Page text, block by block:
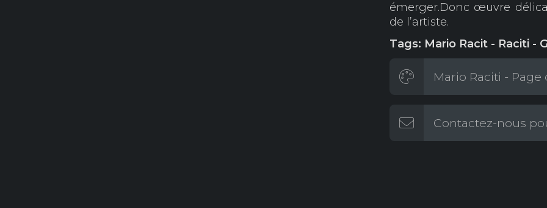
émerger.Donc œuvre
de l’artiste.
Tags: Mario Racit - Raciti -
Mario Raciti - Page
Contactez-nous